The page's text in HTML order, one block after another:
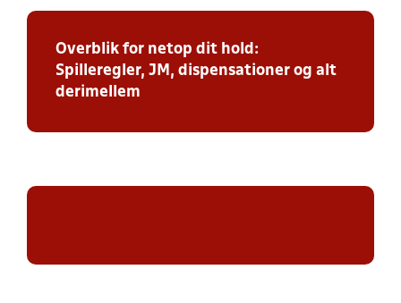
Overblik for netop dit hold:
Spilleregler, JM, dispensationer og alt
derimellem